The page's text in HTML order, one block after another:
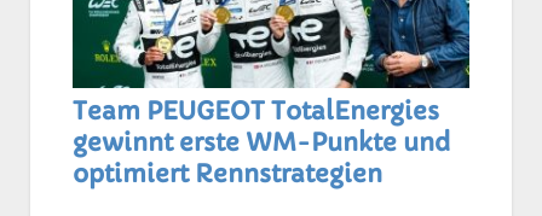
Team PEUGEOT TotalEnergies
gewinnt erste WM-Punkte und
optimiert Rennstrategien